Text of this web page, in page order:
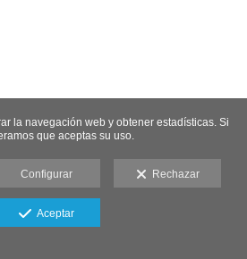
la navegación web y obtener estadísticas. Si
que aceptas su uso.
Configurar Rechazar
Aceptar